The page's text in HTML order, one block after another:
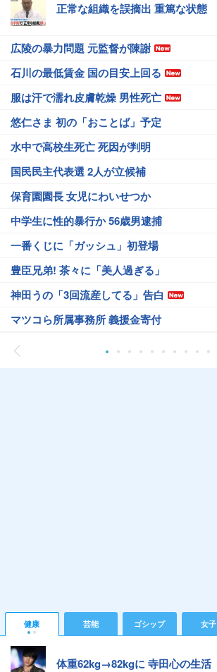
正常な組織を誤摘出 重篤な状態
広陵の暴力問題 元監督が陳謝
石川の最低賃金 国の目安上回る
服は汗で濡れ皮膚乾燥 男性死亡
悠仁さま 初の「おことば」予定
水中で高校生死亡 死因が判明
国民民主代表選 2人が立候補
保育園園長 女児にわいせつか
中学生に性的暴行か 56歳男逮捕
一番くじに「ガッシュ」初登場
豊臣兄弟! 茶々に「美人過ぎる」
神田うの「3回流産してる」告白
マツコら所属事務所 義援金寄付
健康 芸能 ゴシップ 女子
体重62kg→82kgに 寺田心の生活